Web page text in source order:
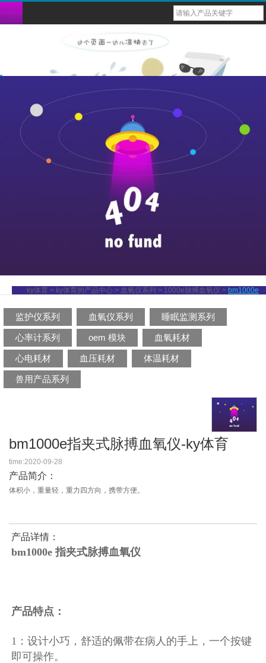
1000g脉搏血氧仪
bm1000d脉搏血氧仪
1000f脉搏血氧仪
bm1000c脉搏血氧仪
戒指式穿戴心率计
重复性血氧传感器（探头）
血氧导联连接线
导联心电线
重复性血压袖带
动物多参数蓝牙监护仪
ky体育 > ky体育的产品中心 > 血氧仪系列 > 1000e脉搏血氧仪 > bm1000e
脉搏血氧仪
监护仪系列 血氧仪系列 睡眠监测系列
心率计系列 oem 模块 血氧耗材
心电耗材 血压耗材 体温耗材
兽用产品系列
bm1000e指夹式脉搏血氧仪-ky体育
time:2020-09-28
产品简介：
体积小，重量轻，重力四方向，携带方便。
产品详情：
bm1000e 指夹式脉搏血氧仪
产品特点：
1：设计小巧，舒适的佩带在病人的手上，一个按键
即可操作。